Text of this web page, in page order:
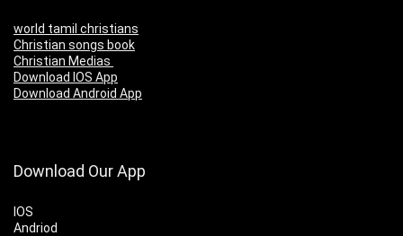
world tamil christians
Christian songs book
Christian Medias
Download IOS App
Download Android App
Download Our App
IOS
Andriod